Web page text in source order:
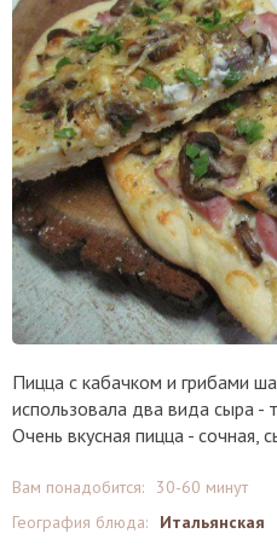
Пицца с кабачком и грибами
использовала два вида сыра -
Очень вкусная пицца - сочная,
Вам понадобится:
30-60 минут
География блюда:
Итальянская